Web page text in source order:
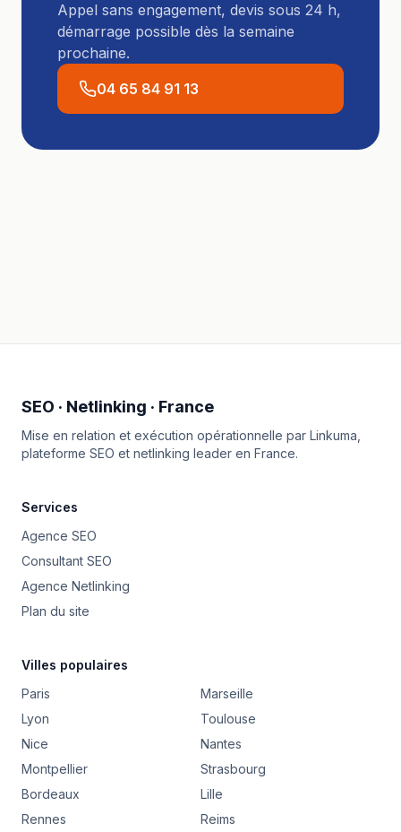
Appel sans engagement, devis sous 24 h,
démarrage possible dès la semaine
prochaine.
04 65 84 91 13
SEO · Netlinking · France
Mise en relation et exécution opérationnelle par Linkuma
plateforme SEO et netlinking leader en France.
Services
Agence SEO
Consultant SEO
Agence Netlinking
Plan du site
Villes populaires
Paris
Marseille
Lyon
Toulouse
Nice
Nantes
Montpellier
Strasbourg
Bordeaux
Lille
Rennes
Reims